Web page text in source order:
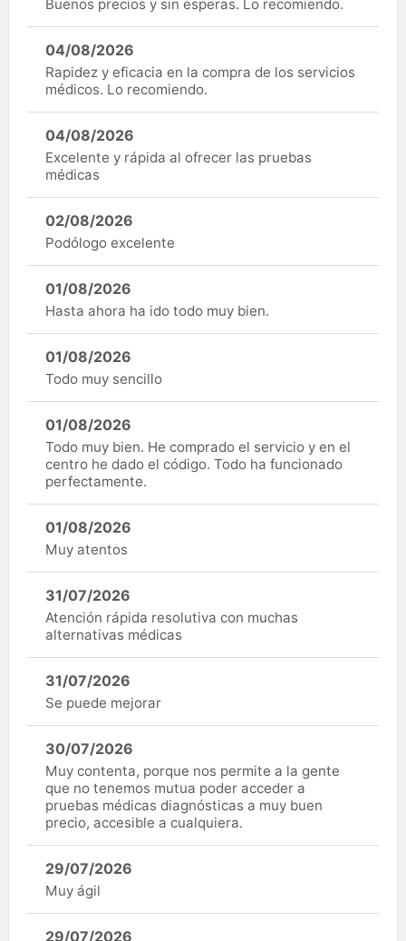
Buenos precios y sin esperas. Lo recomiendo.
04/08/2026
Rapidez y eficacia en la compra de los servicios
médicos. Lo recomiendo.
04/08/2026
Excelente y rápida al ofrecer las pruebas
médicas
02/08/2026
Podólogo excelente
01/08/2026
Hasta ahora ha ido todo muy bien.
01/08/2026
Todo muy sencillo
01/08/2026
Todo muy bien. He comprado el servicio y en el
centro he dado el código. Todo ha funcionado
perfectamente.
01/08/2026
Muy atentos
31/07/2026
Atención rápida resolutiva con muchas
alternativas médicas
31/07/2026
Se puede mejorar
30/07/2026
Muy contenta, porque nos permite a la gente
que no tenemos mutua poder acceder a
pruebas médicas diagnósticas a muy buen
precio, accesible a cualquiera.
29/07/2026
Muy ágil
29/07/2026